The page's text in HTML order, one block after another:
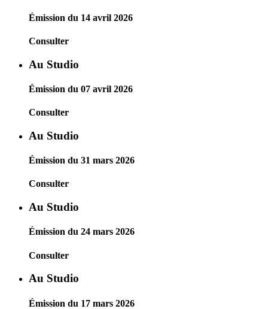
Émission du 14 avril 2026
Consulter
Au Studio
Émission du 07 avril 2026
Consulter
Au Studio
Émission du 31 mars 2026
Consulter
Au Studio
Émission du 24 mars 2026
Consulter
Au Studio
Émission du 17 mars 2026